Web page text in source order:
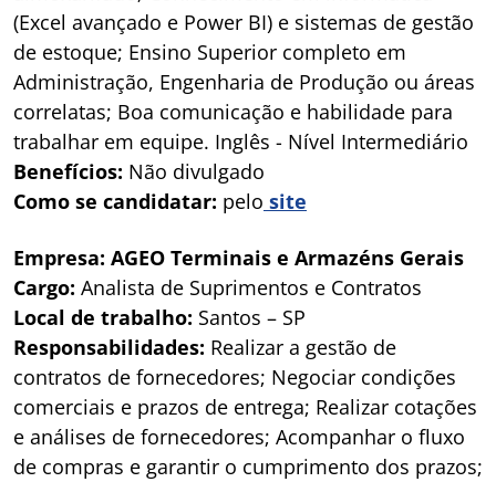
(Excel avançado e Power BI) e sistemas de gestão
de estoque; Ensino Superior completo em
Administração, Engenharia de Produção ou áreas
correlatas; Boa comunicação e habilidade para
trabalhar em equipe. Inglês - Nível Intermediário
Benefícios: Não divulgado
Como se candidatar: pelo site
Empresa: AGEO Terminais e Armazéns Gerais
Cargo: Analista de Suprimentos e Contratos
Local de trabalho: Santos – SP
Responsabilidades: Realizar a gestão de
contratos de fornecedores; Negociar condições
comerciais e prazos de entrega; Realizar cotações
e análises de fornecedores; Acompanhar o fluxo
de compras e garantir o cumprimento dos prazos;